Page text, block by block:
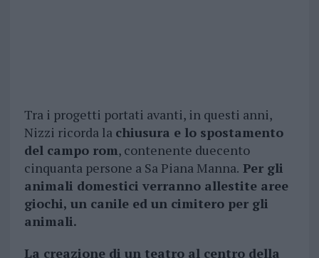
Tra i progetti portati avanti, in questi anni,
Nizzi ricorda la chiusura e lo spostamento
del campo rom, contenente duecento
cinquanta persone a Sa Piana Manna. Per gli
animali domestici verranno allestite aree
giochi, un canile ed un cimitero per gli
animali.
La creazione di un teatro al centro della